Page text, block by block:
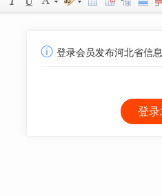
ⓘ 登录会员发布河北省信息